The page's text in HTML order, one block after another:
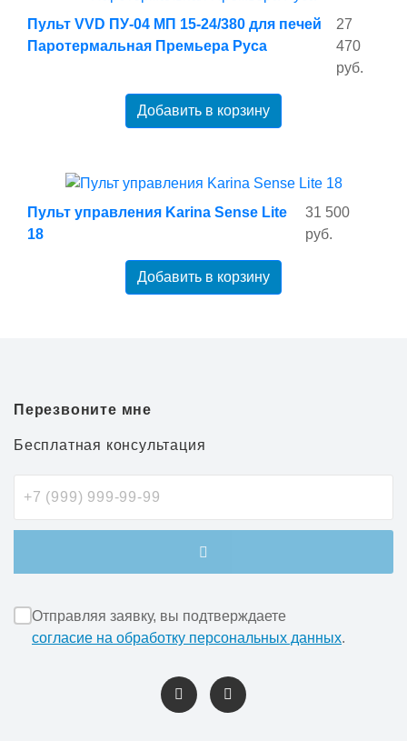
Пульт VVD ПУ-04 МП 15-24/380 для печей
Паротермальная Премьера Руса
27
470
руб.
Добавить в корзину
Пульт управления Karina Sense Lite
18
31 500
руб.
Добавить в корзину
Перезвоните мне
Бесплатная консультация
Отправляя заявку, вы подтверждаете
согласие на обработку персональных данных.